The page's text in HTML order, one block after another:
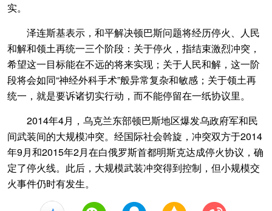
实。
泽连斯基表示，和平解决顿巴斯问题将经历停火、人民
和解和领土再统一三个阶段：关于停火，指结束激烈冲突，
希望这一目标能在不远的将来实现；关于人民和解，这一阶
段将会如同“神经外科手术”般异常复杂和敏感；关于领土再
统一，就是要诉诸切实行动，而不能停留在一纸协议里。
2014年4月，乌克兰东部顿巴斯地区爆发乌政府军和民
间武装间的大规模冲突。经国际社会斡旋，冲突双方于2014
年9月和2015年2月在白俄罗斯首都明斯克达成停火协议，确
定了停火线。此后，大规模武装冲突得到控制，但小规模交
火事件仍时有发生。